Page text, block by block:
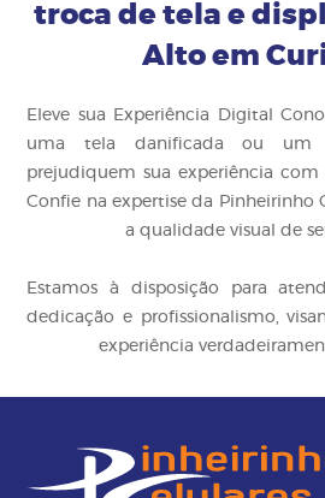
troca de tela e
Alto em
Eleve sua Experiência Digital
uma tela danificada ou um
prejudiquem sua experiência com
Confie na expertise da Pinheirinho
a qualidade visual de
Estamos à disposição para
dedicação e profissionalismo,
experiência